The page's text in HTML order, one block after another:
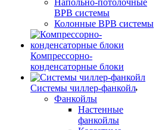
Напольно-потолочные
ВРВ системы
Колонные ВРВ системы
Компрессорно-
конденсаторные блоки
Системы чиллер-фанкойл
Фанкойлы
Настенные
фанкойлы